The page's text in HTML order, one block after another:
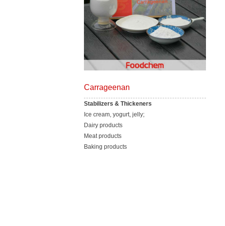
Carrageenan
Stabilizers & Thickeners
Ice cream, yogurt, jelly;
Dairy products
Meat products
Baking products